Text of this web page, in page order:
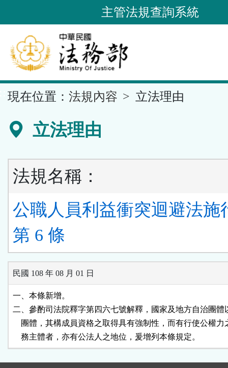
到
要
內
容
區
主管法規查詢系統
現在位置： 法規內容 立法理由
立法理由
法規名稱：
公職人員利益衝突迴避法施
第 6 條
民國 108 年 08 月 01 日
一、本條新增。
二、參酌司法院釋字第四六七號解釋，國家及地方自治團
團體，其構成員資格之取得具有強制性，而有行使公權
    務主體者，亦有公法人之地位，爰增列本條規定。